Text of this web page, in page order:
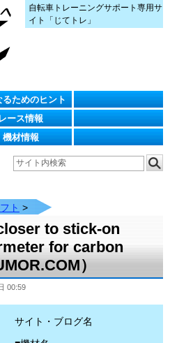
自転車トレーニングサポート専用サ
イト「じてトレ」
るためのヒント
ース情報
機材情報
ト >
to stick-on
for carbon
）
00:59
サイト・ブログ名